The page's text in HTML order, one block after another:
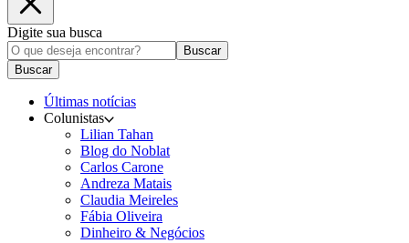
Digite sua busca
Buscar
Buscar
Últimas notícias
Colunistas
Lilian Tahan
Blog do Noblat
Carlos Carone
Andreza Matais
Claudia Meireles
Fábia Oliveira
Dinheiro & Negócios